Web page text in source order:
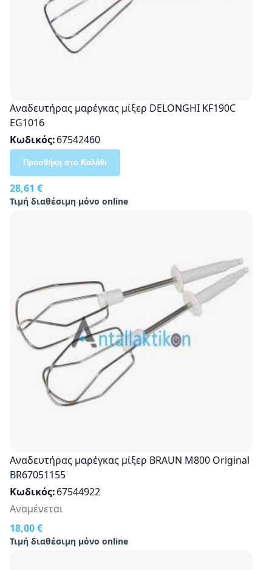
Αναδευτήρας μαρέγκας μίξερ DELONGHI KF190C
EG1016
Κωδικός 67542460
28,61 €
Τιμή διαθέσιμη μόνο online
Προσθήκη στο Καλάθι
Αναδευτήρας μαρέγκας μίξερ BRAUN M800 Original
BR67051155
Κωδικός 67544922
18,00 €
Τιμή διαθέσιμη μόνο online
Αναμένεται